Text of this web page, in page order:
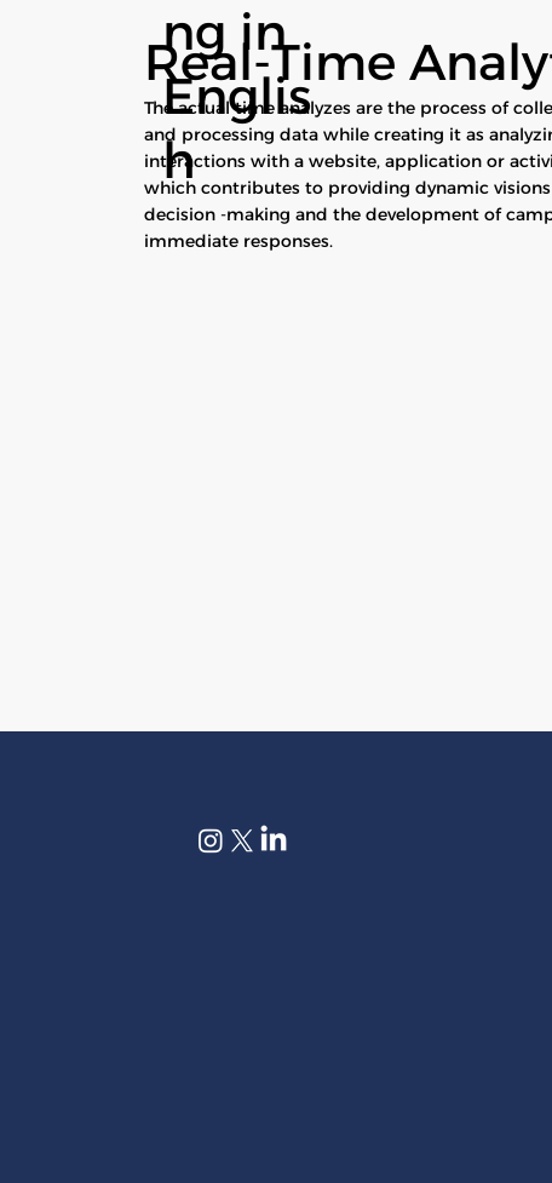
ng in
Englis
h
Real-Time
The actual time analyzes are the process of
and processing data while creating it as
interactions with a website, application or
which contributes to providing dynamic
decision -making and the development of
immediate responses.